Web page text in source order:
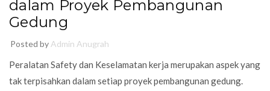
dalam Proyek Pembangunan
Gedung
Posted by Admin Anugrah
Peralatan Safety dan Keselamatan kerja merupakan aspek yang
tak terpisahkan dalam setiap proyek pembangunan gedung.